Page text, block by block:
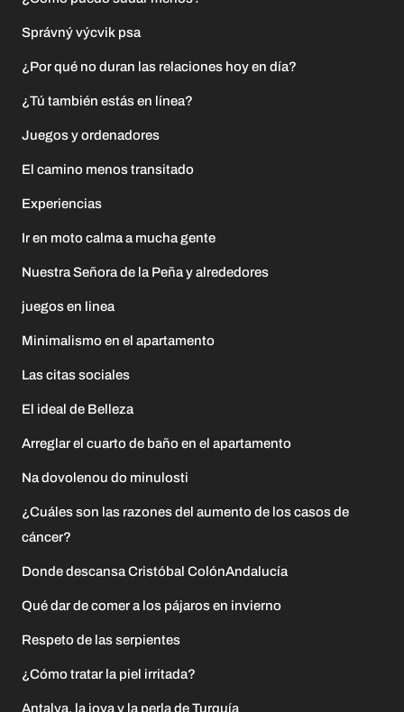
Správný výcvik psa
¿Por qué no duran las relaciones hoy en día?
¿Tú también estás en línea?
Juegos y ordenadores
El camino menos transitado
Experiencias
Ir en moto calma a mucha gente
Nuestra Señora de la Peña y alrededores
juegos en linea
Minimalismo en el apartamento
Las citas sociales
El ideal de Belleza
Arreglar el cuarto de baño en el apartamento
Na dovolenou do minulosti
¿Cuáles son las razones del aumento de los casos de
cáncer?
Donde descansa Cristóbal ColónAndalucía
Qué dar de comer a los pájaros en invierno
Respeto de las serpientes
¿Cómo tratar la piel irritada?
Antalya, la joya y la perla de Turquía